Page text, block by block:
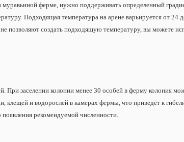
ферме, нужно поддерживать определенный
Подходящая температура на арене варьируется от
позволяют создать подходящую температуру, вы можете
заселении колонии менее 30 особей в ферму колония
клещей и водорослей в камерах фермы, что приведёт к
рекомендуемой численности.